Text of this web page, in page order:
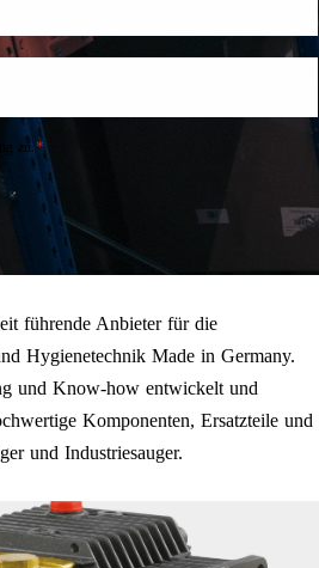
zu.*
führende Anbieter für die
Hygienetechnik Made in Germany.
und Know-how entwickelt und
Komponenten, Ersatzteile und
und Industriesauger.